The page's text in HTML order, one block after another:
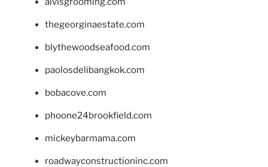
thegeorginaestate.com
blythewoodseafood.com
paolosdelibangkok.com
bobacove.com
phoone24brookfield.com
mickeybarmama.com
roadwayconstructioninc.com